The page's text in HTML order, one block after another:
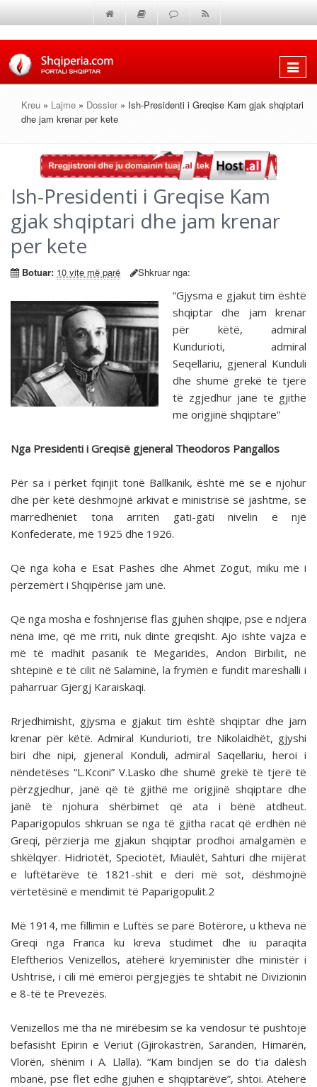
Shfaq
Kreu » Lajme » Dossier » Ish-Presidenti i Greqise Kam gjak shqiptari
dhe jam krenar per kete
Ish-Presidenti i Greqise Kam
gjak shqiptari dhe jam krenar
per kete
Botuar: 10 vite më parë Shkruar nga:
“Gjysma e gjakut tim është
shqiptar dhe jam krenar
për këtë, admiral
Kundurioti, admiral
Seqellariu, gjeneral Kunduli
dhe shumë grekë të tjerë
të zgjedhur janë të gjithë
me origjinë shqiptare”
Nga Presidenti i Greqisë gjeneral Theodoros Pangallos
Për sa i përket fqinjit tonë Ballkanik, është më se e njohur
dhe për këtë dëshmojnë arkivat e ministrisë së jashtme, se
marrëdhëniet tona arritën gati-gati nivelin e një
Konfederate, më 1925 dhe 1926.
Që nga koha e Esat Pashës dhe Ahmet Zogut, miku më i
përzemërt i Shqipërisë jam unë.
Që nga mosha e foshnjërisë flas gjuhën shqipe, pse e ndjera
nëna ime, që më rriti, nuk dinte greqisht. Ajo ishte vajza e
më të madhit pasanik të Megaridës, Andon Birbilit, në
shtëpinë e të cilit në Salaminë, la frymën e fundit mareshalli i
paharruar Gjergj Karaiskaqi.
Rrjedhimisht, gjysma e gjakut tim është shqiptar dhe jam
krenar për këtë. Admiral Kundurioti, tre Nikolaidhët, gjyshi
biri dhe nipi, gjeneral Konduli, admiral Saqellariu, heroi i
nëndetëses “L.Kconi” V.Lasko dhe shumë grekë të tjerë të
përzgjedhur, janë që të gjithë me origjinë shqiptare dhe
janë të njohura shërbimet që ata i bënë atdheut.
Paparigopulos shkruan se nga të gjitha racat që erdhën në
Greqi, përzierja me gjakun shqiptar prodhoi amalgamën e
shkëlqyer. Hidriotët, Speciotët, Miaulët, Sahturi dhe mijërat
e luftëtarëve të 1821-shit e deri më sot, dëshmojnë
vërtetësinë e mendimit të Paparigopulit.2
Më 1914, me fillimin e Luftës se parë Botërore, u ktheva në
Greqi nga Franca ku kreva studimet dhe iu paraqita
Eleftherios Venizellos, atëherë kryeministër dhe ministër i
Ushtrisë, i cili më emëroi përgjegjës të shtabit në Divizionin
e 8-të të Prevezës.
Venizellos më tha në mirëbesim se ka vendosur të pushtojë
befasisht Epirin e Veriut (Gjirokastrën, Sarandën, Himarën,
Vlorën, shënim i A. Llalla). “Kam bindjen se do t’ia dalësh
mbanë, pse flet edhe gjuhën e shqiptarëve”, shtoi. Atëherë